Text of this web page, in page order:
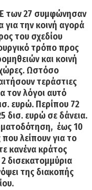
των 27 συμφώνησαν
την κοινή αγορά
του σχεδίου
τρόπο προς
και κοινή
Ωστόσο
τεράστιες
τον λόγοι αυτό
ευρώ. Περίπου 72
δισ. ευρώ σε δάνεια.
έως 10
λείπουν για το
κανένα κράτος
δισεκατομμύρια
της διακοπής